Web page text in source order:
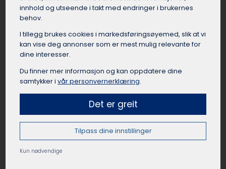
reisemåte når mange skal samme vei.
Busselskapet i Skjåk kan hjelpe med å finne
at bussen er utstyrt med det dere trenger for
en vellykket tur.
Leie buss til private arrangement Skjåk
Leie av buss kan være en god løsning for
privatpersoner i Skjåk med arrangementer der
mange gjester trenger transport. Eksempler på
slike anledninger er bryllup, dåp, konfirmasjon,
innhold og utseende i takt med endringer i brukernes
behov.
I tillegg brukes cookies i markedsførings­øyemed, slik at vi
kan vise deg annonser som er mest mulig relevante for
dine interesser.
Du finner mer informasjon og kan oppdatere dine
samtykker ivår personvernerklæring.
Det er greit
Tilpass dine innstillinger
Kun nødvendige